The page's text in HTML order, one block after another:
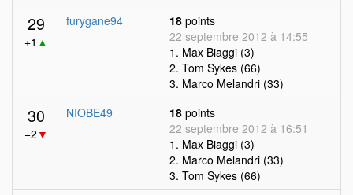
29
+1 ▲
furygane94 18 points
22 septembre 2012 à 14:55
1. Max Biaggi (3)
2. Tom Sykes (66)
3. Marco Melandri (33)
30
−2 ▼
NIOBE49 18 points
22 septembre 2012 à 16:51
1. Max Biaggi (3)
2. Marco Melandri (33)
3. Tom Sykes (66)